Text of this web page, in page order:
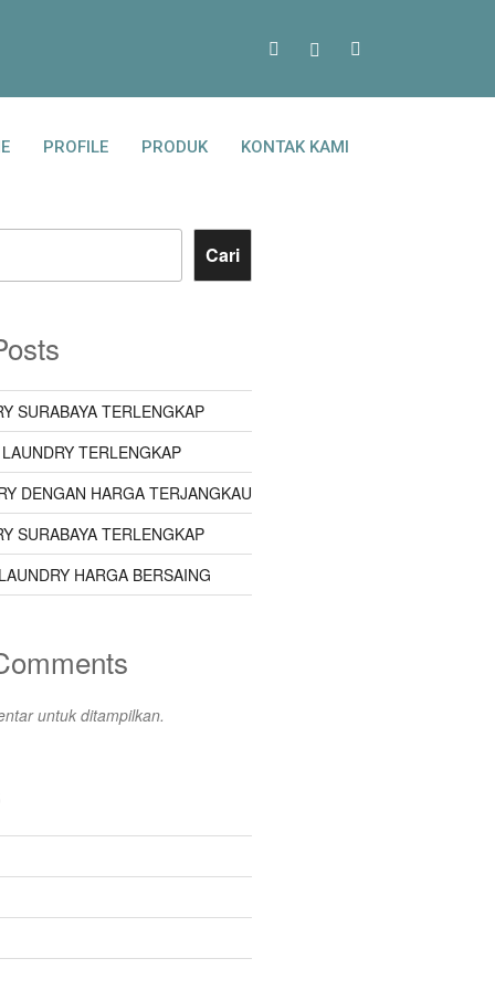
PROFILE PRODUK KONTAK KAMI
Cari
SURABAYA TERLENGKAP
TERLENGKAP
DENGAN HARGA TERJANGKAU
SURABAYA TERLENGKAP
HARGA BERSAING
untuk ditampilkan.